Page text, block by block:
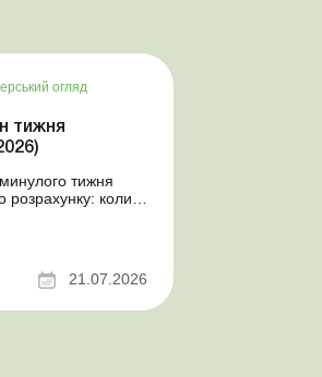
огляд
тижня
тижня
розрахунку: коли
21.07.2026